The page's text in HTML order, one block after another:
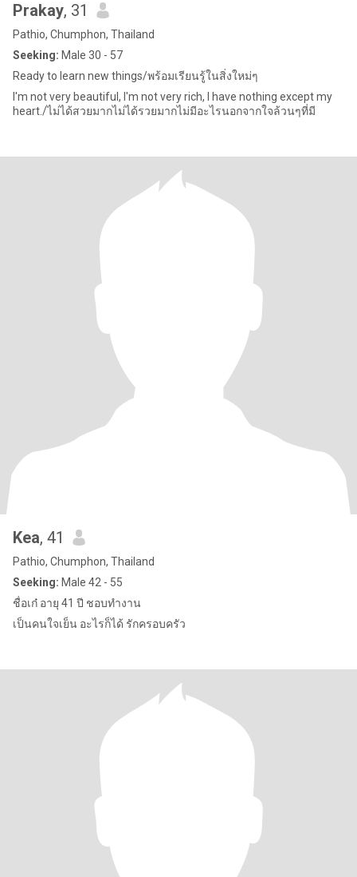
Prakay, 31
Pathio, Chumphon, Thailand
Seeking: Male 30 - 57
Ready to learn new things/พร้อมเรียนรู้ในสิ่งใหม่ๆ
I'm not very beautiful, I'm not very rich, I have nothing except my
heart./ไม่ได้สวยมากไม่ได้รวยมากไม่มีอะไรนอกจากใจล้วนๆที่มี
Kea, 41
Pathio, Chumphon, Thailand
Seeking: Male 42 - 55
ชื่อเก๋ อายุ 41 ปี ชอบทำงาน
เป็นคนใจเย็น อะไรก็ได้ รักครอบครัว